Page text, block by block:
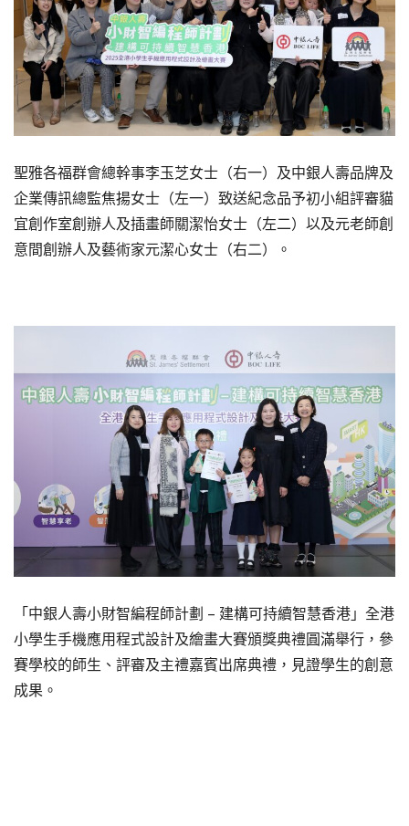
聖雅各福群會總幹事李玉芝女士（右一）及中銀人壽品牌及
企業傳訊總監焦揚女士（左一）致送紀念品予初小組評審貓
宜創作室創辦人及插畫師關潔怡女士（左二）以及元老師創
意間創辦人及藝術家元潔心女士（右二）。
「中銀人壽小財智編程師計劃 – 建構可持續智慧香港」全港
小學生手機應用程式設計及繪畫大賽頒獎典禮圓滿舉行，參
賽學校的師生、評審及主禮嘉賓出席典禮，見證學生的創意
成果。